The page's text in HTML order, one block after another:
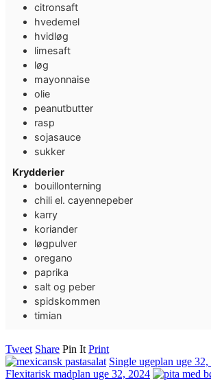
citronsaft
hvedemel
hvidløg
limesaft
løg
mayonnaise
olie
peanutbutter
rasp
sojasauce
sukker
Krydderier
bouillonterning
chili el. cayennepeber
karry
koriander
løgpulver
oregano
paprika
salt og peber
spidskommen
timian
Tweet Share Pin It Print
Single ugeplan uge 32,
Flexitarisk madplan uge 32, 2024